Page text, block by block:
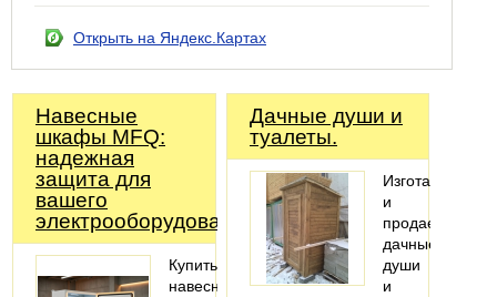
Открыть на Яндекс.Картах
Навесные
шкафы MFQ:
надежная
защита для
вашего
электрооборудования
Купить
навесной
Дачные души и
туалеты.
Изготавливаем
и
продаем
дачные
души
и